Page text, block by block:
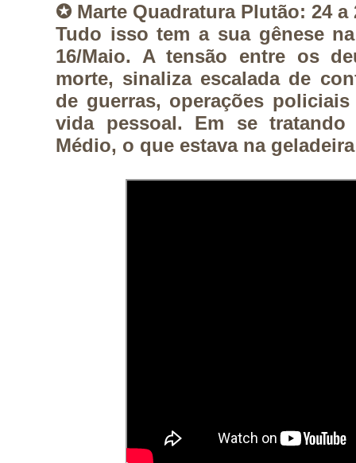
✪ Marte Quadratura Plutão: 24 a
Tudo isso tem a sua gênese
16/Maio. A tensão entre os
morte, sinaliza escalada de
de guerras, operações
vida pessoal. Em se
Médio, o que estava na